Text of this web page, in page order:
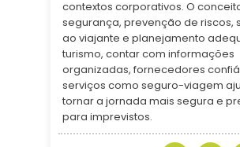
contextos corporativos. O
segurança, prevenção de riscos,
ao viajante e planejamento
turismo, contar com informações
organizadas, fornecedores
serviços como seguro-viagem
tornar a jornada mais segura e
para imprevistos.